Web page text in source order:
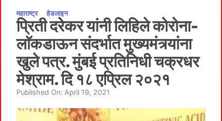
महाराष्ट्र हेडलाइन
प्रिती दरेकर यांनी लिहिले कोरोना-
लाॅकडाऊन संदर्भात मुख्यमंत्र्यांना
खुले पत्र. मुंबई प्रतिनिधी चक्रधर
मेश्राम. दि १८ एप्रिल २०२१
Published On: April 19, 2021